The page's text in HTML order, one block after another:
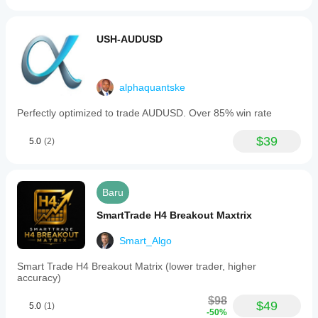
USH-AUDUSD
alphaquantske
Perfectly optimized to trade AUDUSD. Over 85% win rate
5.0 (2) $39
Baru
SmartTrade H4 Breakout Maxtrix
Smart_Algo
Smart Trade H4 Breakout Matrix (lower trader, higher
accuracy)
5.0 (1) $98
-50% $49